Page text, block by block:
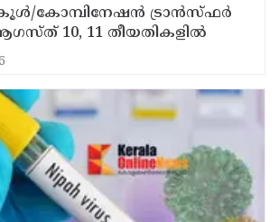
കോമ്പിനേഷൻ ട്രാൻസ്ഫർ
10, 11 തീയതികളിൽ